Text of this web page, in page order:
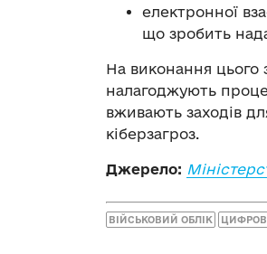
електронної
що зробить
На виконання цього
налагоджують
вживають заходів
кіберзагроз.
Джерело:
ВІЙСЬКОВИЙ ОБЛІК